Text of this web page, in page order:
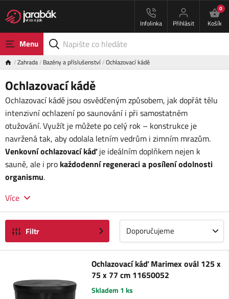
Infolinka Přihlásit
0
Košík
Menu
Zahrada Bazény a příslušenství Ochlazovací kádě
Ochlazovací kádě
Ochlazovací kádě jsou osvědčeným způsobem, jak dopřát tělu
intenzivní ochlazení po saunování i při samostatném
otužování. Využít je můžete po celý rok – konstrukce je
navržená tak, aby odolala letním vedrům i zimním mrazům.
Venkovní ochlazovací káďje ideálním doplňkem nejen k
sauně, ale i pro každodenní regeneraci a posílení odolnosti
organismu.
Více
Filtr Doporučujeme
Ochlazovací káď Marimex ovál 125 x
75 x 77 cm 11650052
Skladem 1 ks